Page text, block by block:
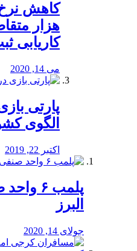
هزار
کاریابی
می 14, 2020
پارتی
الگوی
اکتبر 22, 2019
پلمب ۶
البرز
جولای 14, 2020